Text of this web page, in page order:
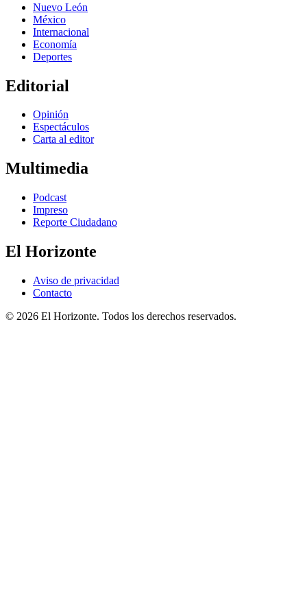
Nuevo León
México
Internacional
Economía
Deportes
Editorial
Opinión
Espectáculos
Carta al editor
Multimedia
Podcast
Impreso
Reporte Ciudadano
El Horizonte
Aviso de privacidad
Contacto
© 2026 El Horizonte. Todos los derechos reservados.